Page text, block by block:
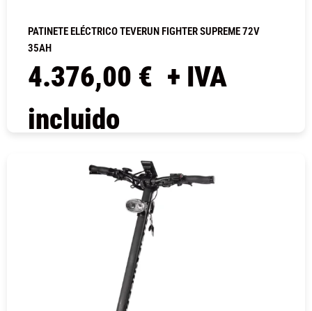
PATINETE ELÉCTRICO TEVERUN FIGHTER SUPREME 72V
35AH
4.376,00 € + IVA
incluido